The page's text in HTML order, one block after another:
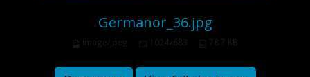
Germanor_36.jpg
image/jpeg 1024x683 78.7 KB